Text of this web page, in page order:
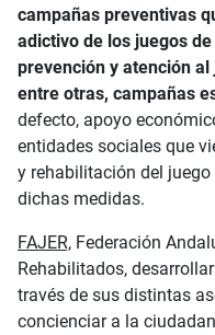
campañas preventivas
adictivo de los juegos
prevención y atención
entre ­­otras, campañas
defecto, apoyo
entidades sociales que
y rehabilitación del
dichas medidas.
FAJER, Federación
Rehabilitados,
través de sus distintas
concienciar a la